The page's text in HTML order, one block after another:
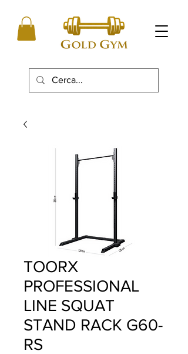
TOORX
PROFESSIONAL
LINE SQUAT
STAND RACK G60-
RS